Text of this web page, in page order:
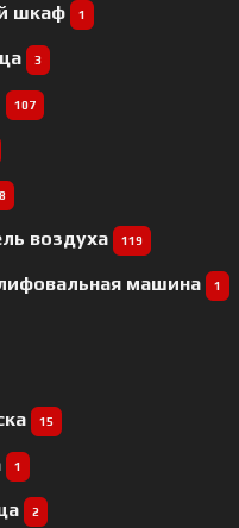
шкаф 1
3
107
8
воздуха 119
машина 1
15
1
2